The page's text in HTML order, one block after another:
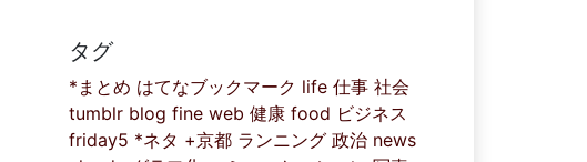
タグ
*まとめ はてなブックマーク life 仕事 社会
tumblr blog fine web 健康 food ビジネス
friday5 *ネタ +京都 ランニング 政治 news